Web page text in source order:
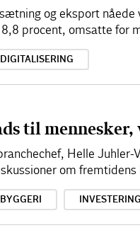
og eksport
procent, omsatte for
DIGITALISERING
til
Helle
om fremtidens
BYGGERI